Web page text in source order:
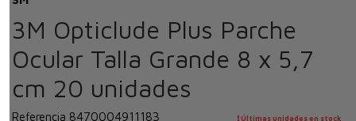
3M Opticlude Plus Parche
Ocular Talla Grande 8 x 5,7
cm 20 unidades
Referencia 8470004911183 Últimas unidades en stock